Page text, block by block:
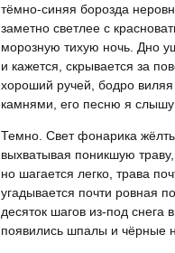
тёмно-синяя борозда
заметно светлее с
морозную тихую ночь. Дно
и кажется, скрывается за
хороший ручей, бодро
камнями, его песню я слышу
Темно. Свет фонарика
выхватывая поникшую
но шагается легко, трава
угадывается почти ровная
десяток шагов из-под
появились шпалы и чёрные